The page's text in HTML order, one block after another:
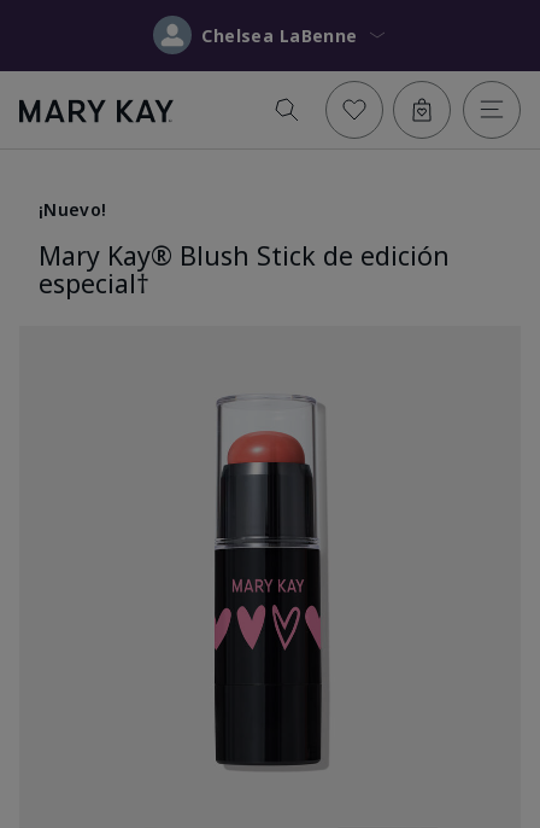
Chelsea LaBenne
¡Nuevo!
Mary Kay® Blush Stick de edición
especial†